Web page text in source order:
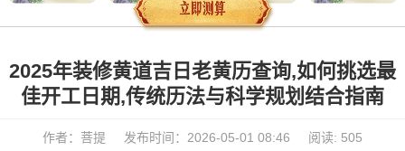
2025年装修黄道吉日老黄历查询,如何挑选最
佳开工日期,传统历法与科学规划结合指南
作者：菩提 发布时间：2026-05-01 08:46 阅读: 505